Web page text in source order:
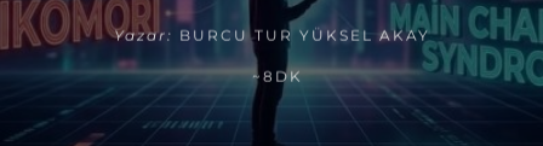
Yazar: BURCU TUR YÜKSEL AKAY
~8DK